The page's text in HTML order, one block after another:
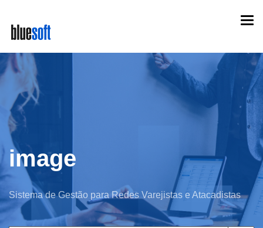
main
content
image
Sistema de Gestão para Redes Varejistas e Atacadistas